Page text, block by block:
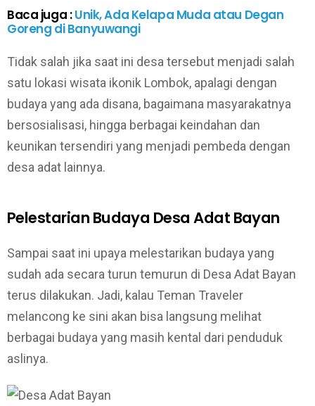
Baca juga :Unik, Ada Kelapa Muda atau Degan
Goreng di Banyuwangi
Tidak salah jika saat ini desa tersebut menjadi salah
satu lokasi wisata ikonik Lombok, apalagi dengan
budaya yang ada disana, bagaimana masyarakatnya
bersosialisasi, hingga berbagai keindahan dan
keunikan tersendiri yang menjadi pembeda dengan
desa adat lainnya.
Pelestarian Budaya Desa Adat Bayan
Sampai saat ini upaya melestarikan budaya yang
sudah ada secara turun temurun di Desa Adat Bayan
terus dilakukan. Jadi, kalau Teman Traveler
melancong ke sini akan bisa langsung melihat
berbagai budaya yang masih kental dari penduduk
aslinya.